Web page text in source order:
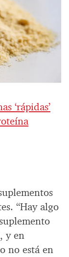
‘rápidas’
“Hay algo
y en
no está en